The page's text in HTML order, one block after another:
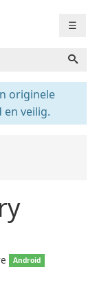
☰
originele
veilig.
Android